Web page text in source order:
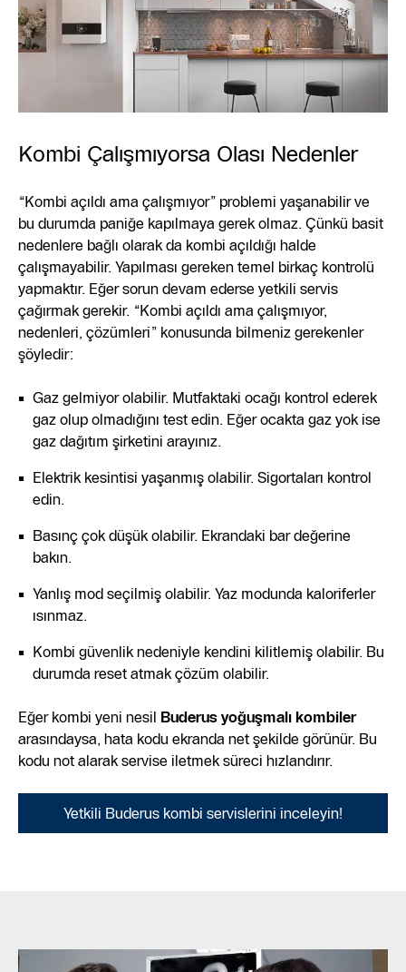
Kombi Çalışmıyorsa Olası Nedenler
“Kombi açıldı ama çalışmıyor” problemi yaşanabilir ve
bu durumda paniğe kapılmaya gerek olmaz. Çünkü basit
nedenlere bağlı olarak da kombi açıldığı halde
çalışmayabilir. Yapılması gereken temel birkaç kontrolü
yapmaktır. Eğer sorun devam ederse yetkili servis
çağırmak gerekir. “Kombi açıldı ama çalışmıyor,
nedenleri, çözümleri” konusunda bilmeniz gerekenler
şöyledir:
Gaz gelmiyor olabilir. Mutfaktaki ocağı kontrol ederek
gaz olup olmadığını test edin. Eğer ocakta gaz yok ise
gaz dağıtım şirketini arayınız.
Elektrik kesintisi yaşanmış olabilir. Sigortaları kontrol
edin.
Basınç çok düşük olabilir. Ekrandaki bar değerine
bakın.
Yanlış mod seçilmiş olabilir. Yaz modunda kaloriferler
ısınmaz.
Kombi güvenlik nedeniyle kendini kilitlemiş olabilir. Bu
durumda reset atmak çözüm olabilir.
Eğer kombi yeni nesil Buderus yoğuşmalı kombiler
arasındaysa, hata kodu ekranda net şekilde görünür. Bu
kodu not alarak servise iletmek süreci hızlandırır.
Yetkili Buderus kombi servislerini inceleyin!